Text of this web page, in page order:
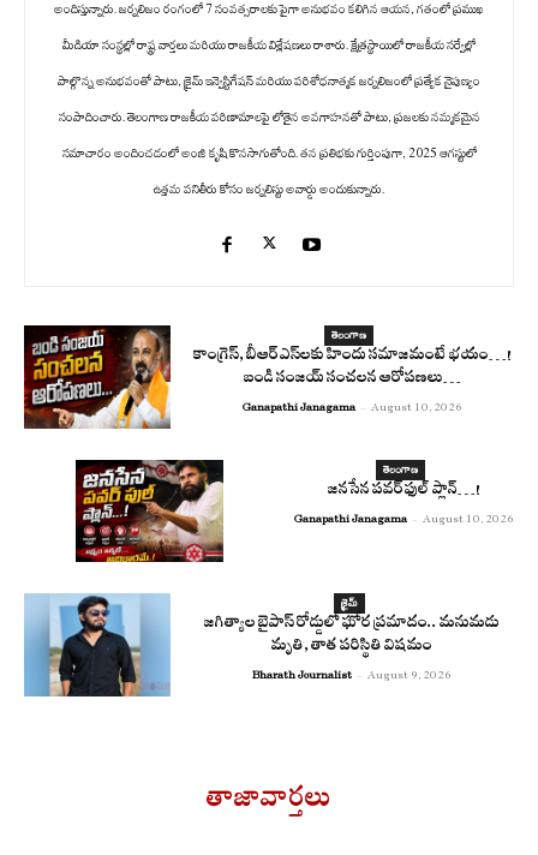
అందిస్తున్నారు. జర్నలిజం రంగంలో 7 సంవత్సరాలకు పైగా అనుభవం కలిగిన ఆయన, గతంలో ప్రముఖ
మీడియా సంస్థల్లో రాష్ట్ర వార్తలు మరియు రాజకీయ విశ్లేషణలు రాశారు. క్షేత్రస్థాయిలో రాజకీయ సర్వేల్లో
పాల్గొన్న అనుభవంతో పాటు, క్రైమ్ ఇన్వెస్టిగేషన్ మరియు పరిశోధనాత్మక జర్నలిజంలో ప్రత్యేక నైపుణ్యం
సంపాదించారు. తెలంగాణ రాజకీయ పరిణామాలపై లోతైన అవగాహనతో పాటు, ప్రజలకు నమ్మకమైన
సమాచారం అందించడంలో అంజి కృషి కొనసాగుతోంది. తన ప్రతిభకు గుర్తింపుగా, 2025 ఆగస్టులో
ఉత్తమ పనితీరు కోసం జర్నలిస్టు అవార్డు అందుకున్నారు.
తెలంగాణ
కాంగ్రెస్‌, బీఆర్ ఎస్‌ల‌కు హిందు స‌మాజ‌మంటే భ‌యం…!
బండి సంజ‌య్ సంచ‌ల‌న ఆరోప‌ణ‌లు…
Ganapathi Janagama - August 10, 2026
తెలంగాణ
జనసేన పవర్ ఫుల్ ప్లాన్…!
Ganapathi Janagama - August 10, 2026
క్రైమ్
జగిత్యాల బైపాస్‌ రోడ్డులో ఘోర ప్రమాదం.. మనుమడు
మృతి, తాత పరిస్థితి విషమం
Bharath Journalist - August 9, 2026
తాజావార్తలు